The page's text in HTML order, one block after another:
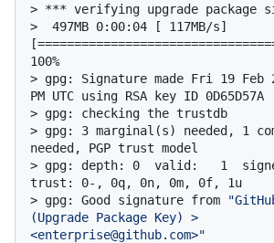
> *** verifying upgrade package
>
497MB 0:00:04 [ 117MB/s]
100%
> gpg: Signature made Fri 19 Feb
PM UTC using RSA key ID 0D65D57A
> gpg: checking the trustdb
> gpg: 3 marginal(s) needed, 1
needed, PGP trust model
> gpg: depth: 0  valid:   1
trust: 0-, 0q, 0n, 0m, 0f, 1u
> gpg: Good signature from
(Upgrade Package Key) >
<enterprise@github.com>"